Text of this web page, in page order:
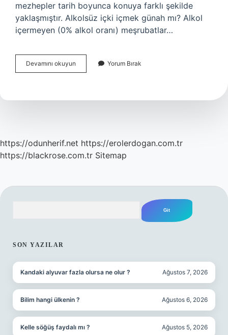
mezhepler tarih boyunca konuya farklı şekilde
yaklaşmıştır. Alkolsüz içki içmek günah mı? Alkol
içermeyen (0% alkol oranı) meşrubatlar…
Devamını okuyun
Azı
Yorum Bırak
https://odunherif.net https://erolerdogan.com.tr
https://blackrose.com.tr Sitemap
SON YAZILAR
Kandaki alyuvar fazla olursa ne olur ? Ağustos 7, 2026
Bilim hangi ülkenin ? Ağustos 6, 2026
Kelle söğüş faydalı mı ? Ağustos 5, 2026